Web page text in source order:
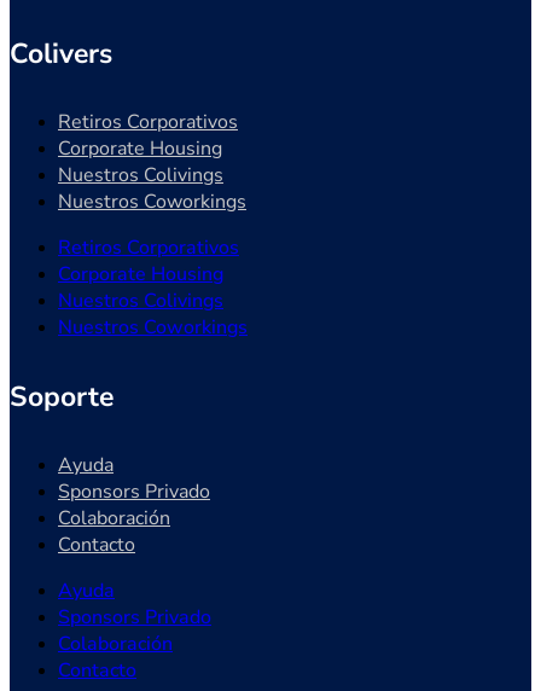
Colivers
Retiros Corporativos
Corporate Housing
Nuestros Colivings
Nuestros Coworkings
Retiros Corporativos
Corporate Housing
Nuestros Colivings
Nuestros Coworkings
Soporte
Ayuda
Sponsors Privado
Colaboración
Contacto
Ayuda
Sponsors Privado
Colaboración
Contacto